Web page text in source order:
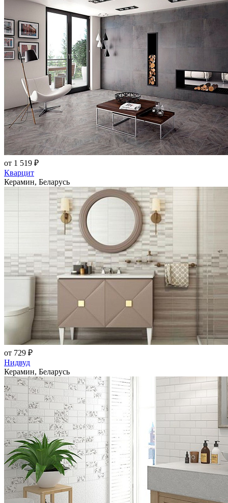
от 1 519 ₽
Кварцит
Керамин, Беларусь
от 729 ₽
Нидвуд
Керамин, Беларусь